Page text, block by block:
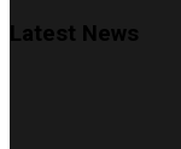
Latest News